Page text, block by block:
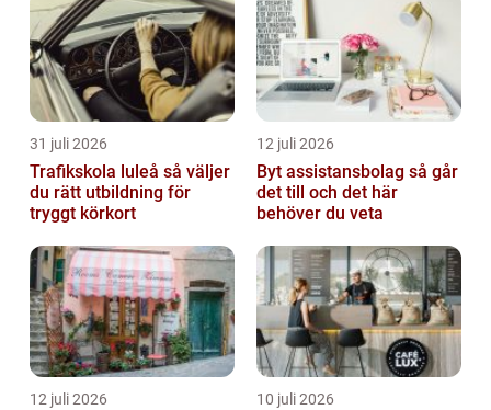
31 juli 2026
Trafikskola luleå så väljer
du rätt utbildning för
tryggt körkort
12 juli 2026
Byt assistansbolag så går
det till och det här
behöver du veta
12 juli 2026 10 juli 2026